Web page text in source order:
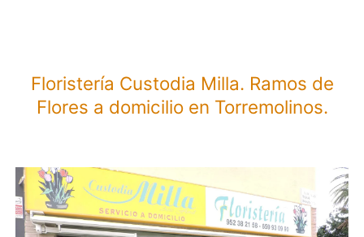
Floristería Custodia Milla. Ramos de
Flores a domicilio en Torremolinos.